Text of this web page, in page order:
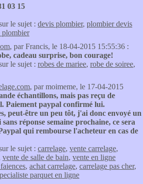
03 15
le sujet : devis plombier, plombier devis
plombier
, par Francis, le 18-04-2015 15:55:36 :
cadeau surprise, bon courage!
le sujet : robes de mariee, robe de soiree,
, par moimeme, le 17-04-2015
échantillons, mais pas reçu de
Paiement paypal confirmé lui.
peut-être un peu tôt, j'ai donc envoyé un
réponse semaine prochaine, ce sera
qui rembourse l'acheteur en cas de
le sujet : carrelage, vente carrelage,
vente de salle de bain, vente en ligne
, achat carrelage, carrelage pas cher,
parquet en ligne